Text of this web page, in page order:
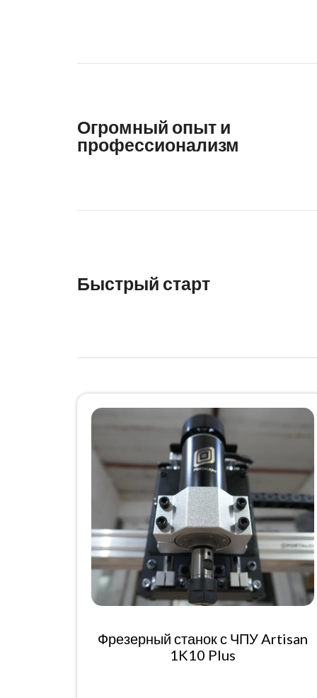
Огромный опыт и
профессионализм
Быстрый старт
Фрезерный станок с ЧПУ Artisan
1K10 Plus